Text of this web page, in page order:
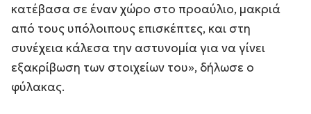
κατέβασα σε έναν χώρο στο προαύλιο, μακριά
από τους υπόλοιπους επισκέπτες, και στη
συνέχεια κάλεσα την αστυνομία για να γίνει
εξακρίβωση των στοιχείων του», δήλωσε ο
φύλακας.